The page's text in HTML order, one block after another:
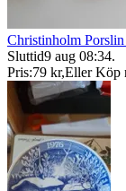
Christinholm
Sluttid9 aug 08:34.
Pris:79 kr,Eller Köp